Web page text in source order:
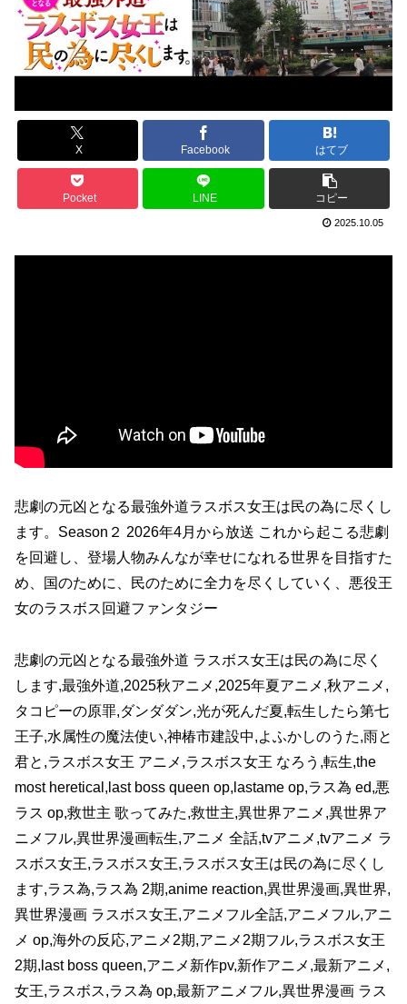
X Facebook はてブ
Pocket LINE コピー
2025.10.05
悲劇の元凶となる最強外道ラスボス女王は民の為に尽くし
ます。Season２ 2026年4月から放送 これから起こる悲劇
を回避し、登場人物みんなが幸せになれる世界を目指すた
め、国のために、民のために全力を尽くしていく、悪役王
女のラスボス回避ファンタジー
悲劇の元凶となる最強外道 ラスボス女王は民の為に尽く
します,最強外道,2025秋アニメ,2025年夏アニメ,秋アニメ,
タコピーの原罪,ダンダダン,光が死んだ夏,転生したら第七
王子,水属性の魔法使い,神椿市建設中,よふかしのうた,雨と
君と,ラスボス女王 アニメ,ラスボス女王 なろう,転生,the
most heretical,last boss queen op,lastame op,ラス為 ed,悪
ラス op,救世主 歌ってみた,救世主,異世界アニメ,異世界ア
ニメフル,異世界漫画転生,アニメ 全話,tvアニメ,tvアニメ ラ
スボス女王,ラスボス女王,ラスボス女王は民の為に尽くし
ます,ラス為,ラス為 2期,anime reaction,異世界漫画,異世界,
異世界漫画 ラスボス女王,アニメフル全話,アニメフル,アニ
メ op,海外の反応,アニメ2期,アニメ2期フル,ラスボス女王
2期,last boss queen,アニメ新作pv,新作アニメ,最新アニメ,
女王,ラスボス,ラス為 op,最新アニメフル,異世界漫画 ラス